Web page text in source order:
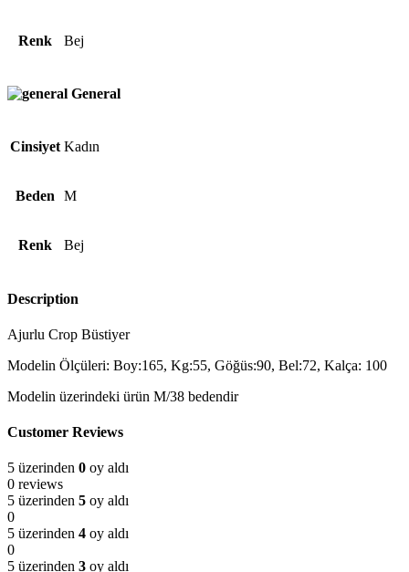
Renk Bej
General
Cinsiyet Kadın
Beden M
Renk Bej
Description
Ajurlu Crop Büstiyer
Modelin Ölçüleri: Boy:165, Kg:55, Göğüs:90, Bel:72, Kalça: 100
Modelin üzerindeki ürün M/38 bedendir
Customer Reviews
5 üzerinden 0 oy aldı
0 reviews
5 üzerinden 5 oy aldı
0
5 üzerinden 4 oy aldı
0
5 üzerinden 3 oy aldı